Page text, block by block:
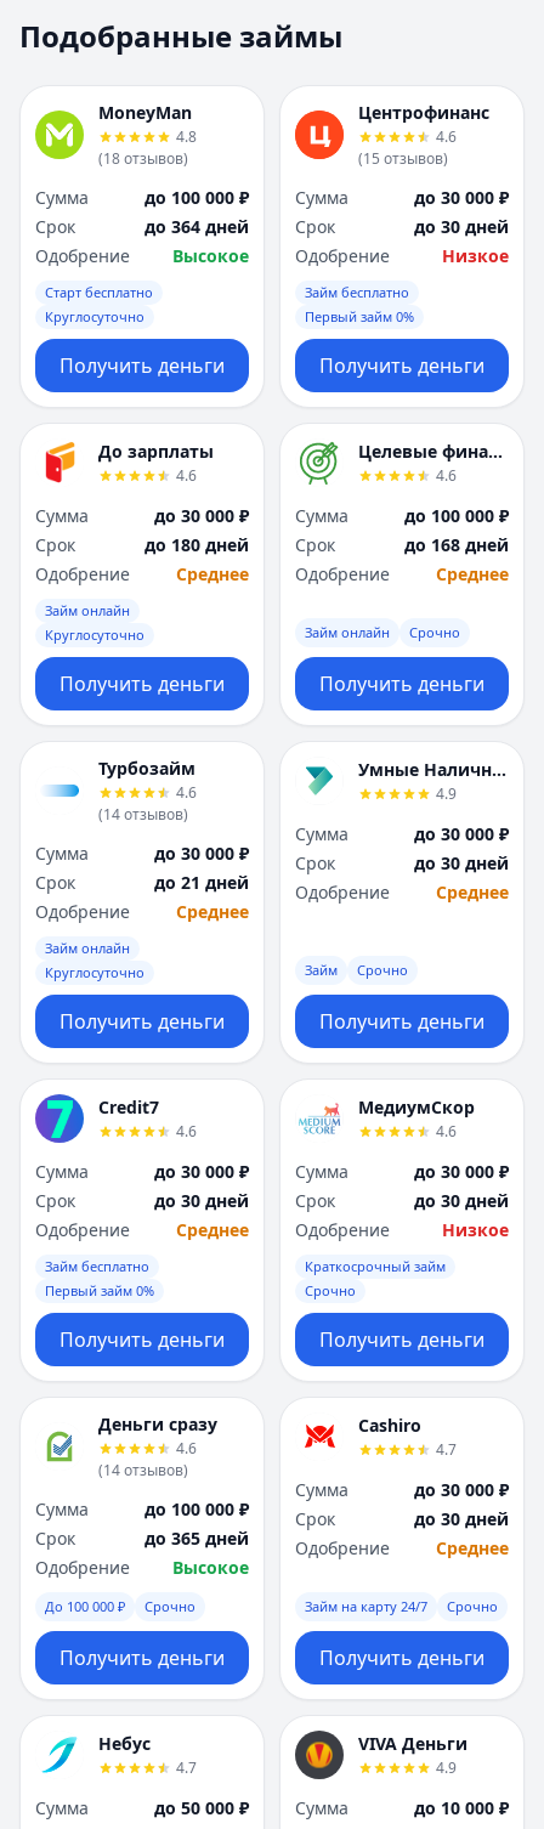
Набережные Челны
Нижний Новгород
Новокузнецк
Новосибирск
Оренбург
П
Пенза
Пермь
Р
Ростов-на-Дону
Рязань
С
Самара
Санкт-Петербург
Саратов
Севастополь
Сургут
Т
Тверь
Тольятти
Томск
Тула
Ульяновск
Уфа
Ч
Чебоксары
Челябинск
Чита
Я
Ярославль
Вся Россия
Набережные
Нижний Новгород
Новокузнецк
Новосибирск
Оренбург
П
Пенза
Пермь
Р
Ростов-на-Дону
Рязань
С
Самара
Санкт-Петербург
Саратов
Севастополь
Сургут
Т
Тверь
Тольятти
Томск
Тула
Ульяновск
Уфа
Ч
Чебоксары
Челябинск
Чита
Я
Ярославль
Вся Россия
Подобранные займы
MoneyMan
4.8
(18отзывов)
Сумма
до 100 000 ₽
Срок
до 364 дней
Одобрение
Высокое
Старт бесплатно
Круглосуточно
Получить деньги
Центрофинанс
4.6
(15 отзывов)
Сумма
до 30 000 ₽
Срок
до 30 дней
Одобрение
Низкое
Займ бесплатно
Первый займ 0%
Получить деньги
До зарплаты
4.6
Сумма
до 30 000 ₽
Срок
до 180 дней
Одобрение
Среднее
Займ онлайн
Круглосуточно
Получить деньги
Целевые финансы
4.6
Сумма
до 100 000 ₽
Срок
до 168 дней
Одобрение
Среднее
Займ онлайн Срочно
Получить деньги
Турбозайм
4.6
(14отзывов)
Сумма
до 30 000 ₽
Срок
до 21 дней
Одобрение
Среднее
Займ онлайн
Круглосуточно
Получить деньги
Умные Наличные
4.9
Сумма
до 30 000 ₽
Срок
до 30 дней
Одобрение
Среднее
Займ Срочно
Получить деньги
Credit7
4.6
Сумма
до 30 000 ₽
Срок
до 30 дней
Одобрение
Среднее
Займ бесплатно
Первый займ 0%
Получить деньги
МедиумСкор
4.6
Сумма
до 30 000 ₽
Срок
до 30 дней
Одобрение
Низкое
Краткосрочный займ
Срочно
Получить деньги
Деньги сразу
4.6
(14отзывов)
Сумма
до 100 000 ₽
Срок
до 365 дней
Одобрение
Высокое
До 100 000 ₽ Срочно
Получить деньги
Cashiro
4.7
Сумма
до 30 000 ₽
Срок
до 30 дней
Одобрение
Среднее
Займ на карту 24/7 Срочно
Получить деньги
Небус
4.7
Сумма
до 50 000 ₽
VIVA Деньги
4.9
Сумма
до 10 000 ₽